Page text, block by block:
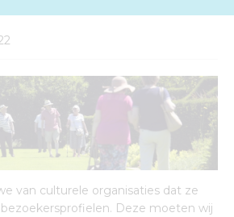
van culturele organisaties dat ze
Deze moeten wij